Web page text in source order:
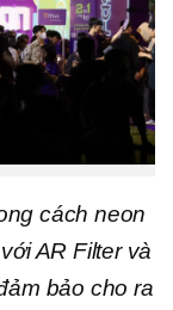
cách neon
AR Filter và
bảo cho ra